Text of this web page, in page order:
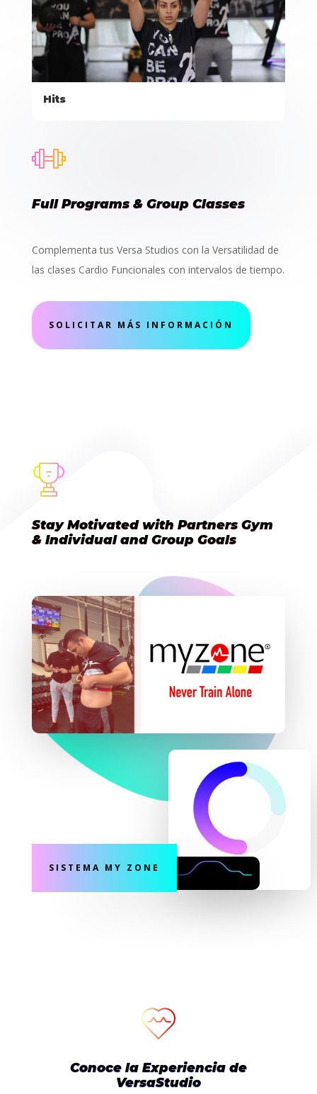
Hits
Full Programs & Group Classes
Complementa tus Versa Studios con la Versatilidad de
las clases Cardio Funcionales con intervalos de tiempo.
SOLICITAR MÁS INFORMACIÓN
Stay Motivated with Partners Gym
& Individual and Group Goals
SISTEMA MY ZONE
Conoce la Experiencia de
VersaStudio